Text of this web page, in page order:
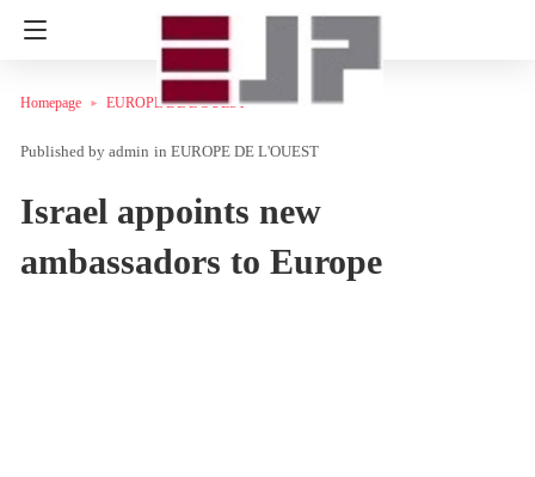
Homepage EUROPE DE L'OUEST
admin in EUROPE DE L'OUEST
Israel appoints new
ambassadors to Europe